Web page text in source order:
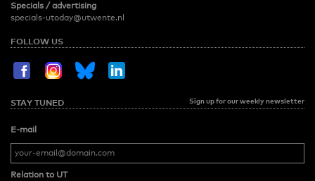
Specials / advertising
specials-utoday@utwente.nl
FOLLOW US
STAY TUNED Sign up for our weekly newsletter
E-mail
Relation to UT